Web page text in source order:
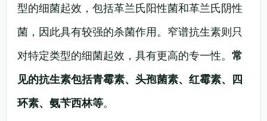
型的细菌起效，包括革兰氏阳性菌和革兰氏阴性
菌，因此具有较强的杀菌作用。窄谱抗生素则只
对特定类型的细菌起效，具有更高的专一性。 常
见的抗生素包括青霉素、头孢菌素、红霉素、四
环素、氨苄西林等。